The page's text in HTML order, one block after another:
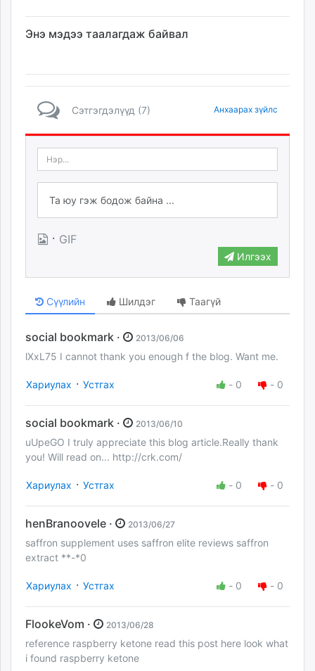
Энэ мэдээ таалагдаж байвал
Сэтгэгдэлүүд (7) Анхаарах зүйлс
· GIF
Илгээх
Сүүлийн Шилдэг Таагүй
social bookmark · 2013/06/06
lXxL75 I cannot thank you enough f the blog. Want me.
Хариулах · Устгах - 0 - 0
social bookmark · 2013/06/10
uUpeGO I truly appreciate this blog article.Really thank
you! Will read on... http://crk.com/
Хариулах · Устгах - 0 - 0
henBranoovele · 2013/06/27
saffron supplement uses saffron elite reviews saffron
extract **-*0
Хариулах · Устгах - 0 - 0
FlookeVom · 2013/06/28
reference raspberry ketone read this post here look what
i found raspberry ketone